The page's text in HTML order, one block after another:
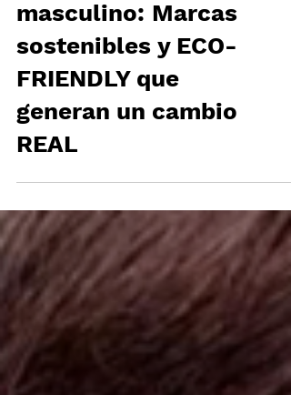
en el armario
masculino: Marcas
sostenibles y ECO-
FRIENDLY que
generan un cambio
REAL